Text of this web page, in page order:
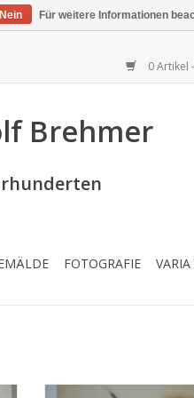
0 Artikel
Brehmer
FOTOGRAFIE
Technik: Mischtechnik
Nein Für weitere Informationen